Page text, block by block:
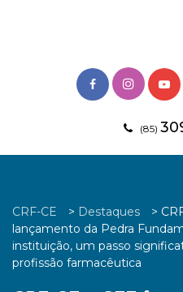
(85)
CRF-CE > Destaques >
lançamento da Pedra
instituição, um passo
profissão farmacêutica